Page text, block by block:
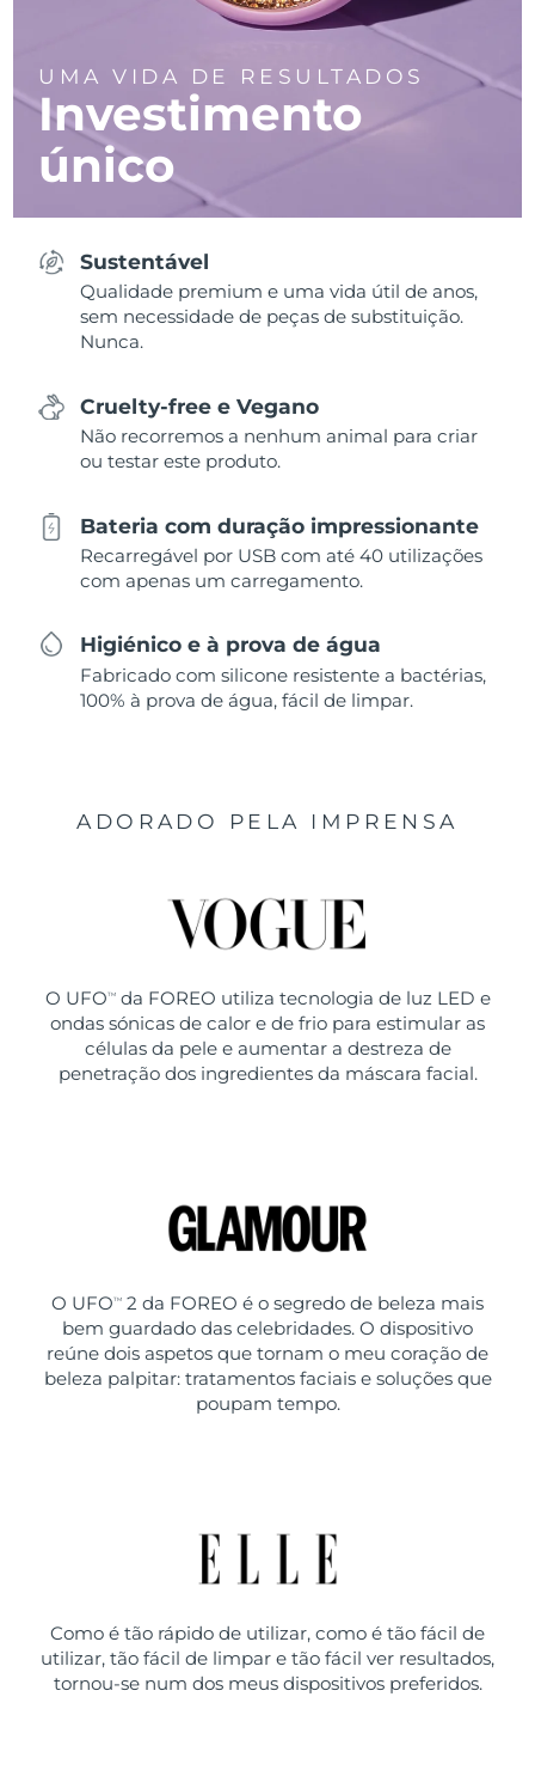
UMA VIDA DE RESULTADOS
Investimento
único
Sustentável
Qualidade premium e uma vida útil de anos,
sem necessidade de peças de substituição.
Nunca.
Cruelty-free e Vegano
Não recorremos a nenhum animal para criar
ou testar este produto.
Bateria com duração impressionante
Recarregável por USB com até 40 utilizações
com apenas um carregamento.
Higiénico e à prova de água
Fabricado com silicone resistente a bactérias,
100% à prova de água, fácil de limpar.
ADORADO PELA IMPRENSA
O UFO TMda FOREO utiliza tecnologia de luz LED e
ondas sónicas de calor e de frio para estimular as
células da pele e aumentar a destreza de
penetração dos ingredientes da máscara facial.
O UFO TM
2 da FOREO é o segredo de beleza mais
bem guardado das celebridades. O dispositivo
reúne dois aspetos que tornam o meu coração de
beleza palpitar: tratamentos faciais e soluções que
poupam tempo.
Como é tão rápido de utilizar, como é tão fácil de
utilizar, tão fácil de limpar e tão fácil ver resultados,
tornou-se num dos meus dispositivos preferidos.